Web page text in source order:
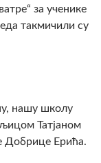
за ученике
такмичили су
нашу школу
Татјаном
Добрице Ерића.